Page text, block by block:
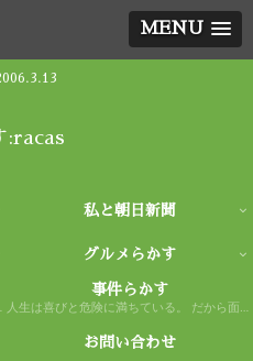
MENU
:racas
私と朝日新聞
グルメらかす
また然り。
事件らかす
人生は喜びと危険に満ちている。 だから面白い。
お問い合わせ